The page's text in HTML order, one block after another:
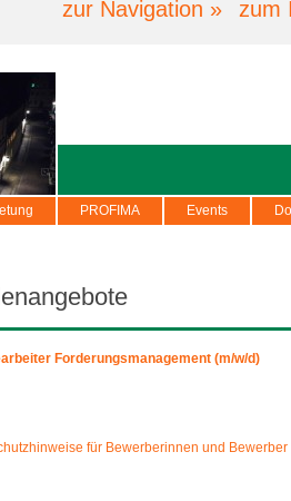
zur Navigation » zum
PROFIMA Events
Forderungsmanagement (m/w/d)
für Bewerberinnen und Bewerber